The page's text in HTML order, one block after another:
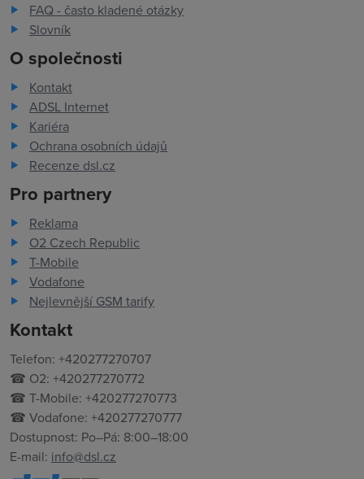
FAQ - často kladené otázky
Slovník
O společnosti
Kontakt
ADSL Internet
Kariéra
Ochrana osobních údajů
Recenze dsl.cz
Pro partnery
Reklama
O2 Czech Republic
T-Mobile
Vodafone
Nejlevnější GSM tarify
Kontakt
Telefon: +420277270707
☎ O2: +420277270772
☎ T-Mobile: +420277270773
☎ Vodafone: +420277270777
Dostupnost: Po–Pá: 8:00–18:00
E-mail: info@dsl.cz